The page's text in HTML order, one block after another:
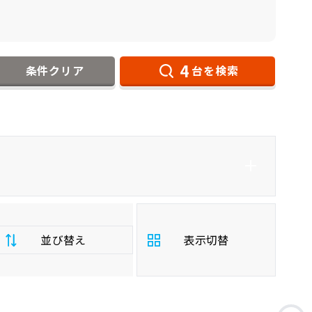
条件クリア 4 台を検索
並び替え 表示切替